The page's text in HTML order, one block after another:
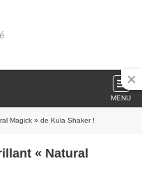
MENU
Magick » de Kula Shaker !
« Natural